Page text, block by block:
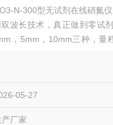
N-300型无试剂在线硝氮
波长技术，真正做到零试
，5mm，10mm三种，量
05-27
产厂家